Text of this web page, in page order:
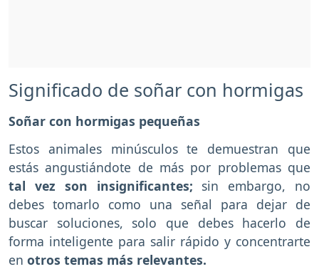
Significado de soñar con hormigas
Soñar con hormigas pequeñas
Estos animales minúsculos te demuestran que
estás angustiándote de más por problemas que
tal vez son insignificantes; sin embargo, no
debes tomarlo como una señal para dejar de
buscar soluciones, solo que debes hacerlo de
forma inteligente para salir rápido y concentrarte
en otros temas más relevantes.